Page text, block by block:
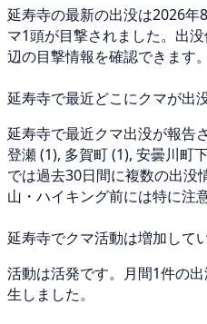
延寿寺の最新の出没は2026
マ1頭が目撃されました。出
辺の目撃情報を確認できます。
延寿寺で最近どこにクマが出
延寿寺で最近クマ出没が報告
登瀬 (1), 多賀町 (1), 安曇川町
では過去30日間に複数の出没
山・ハイキング前には特に注
延寿寺でクマ活動は増加して
活動は活発です。月間1件の
生しました。